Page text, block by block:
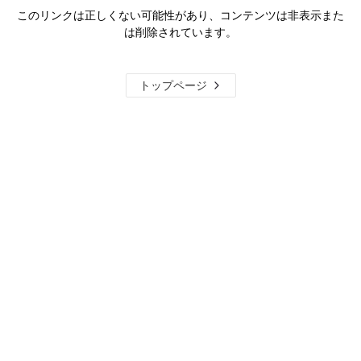
このリンクは正しくない可能性があり、コンテンツは非表示また
は削除されています。
トップページ